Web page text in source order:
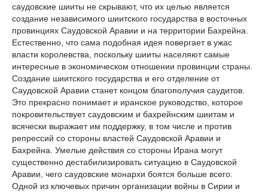
саудовские шииты не скрывают, что их целью является
создание независимого шиитского государства в восточных
провинциях Саудовской Аравии и на территории Бахрейна.
Естественно, что сама подобная идея повергает в ужас
власти королевства, поскольку шииты населяют самые
интересные в экономическом отношении провинции страны.
Создание шиитского государства и его отделение от
Саудовской Аравии станет концом благополучия саудитов.
Это прекрасно понимает и иранское руководство, которое
покровительствует саудовским и бахрейнским шиитам и
всячески выражает им поддержку, в том числе и против
репрессий со стороны властей Саудовской Аравии и
Бахрейна. Умелые действия со стороны Ирана могут
существенно дестабилизировать ситуацию в Саудовской
Аравии, чего саудовские монархи боятся больше всего.
Одной из ключевых причин организации войны в Сирии и